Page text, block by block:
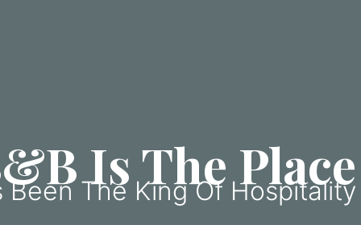
Is The
Been The King Of